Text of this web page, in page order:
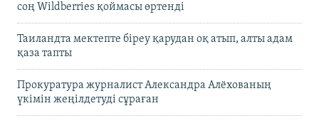
соң Wildberries қоймасы өртенді
Таиландта мектепте біреу қарудан оқ атып, алты адам
қаза тапты
Прокуратура журналист Александра Алёхованың
үкімін жеңілдетуді сұраған